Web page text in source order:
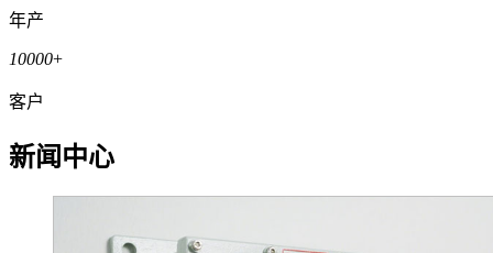
年产
10000+
客户
新闻中心